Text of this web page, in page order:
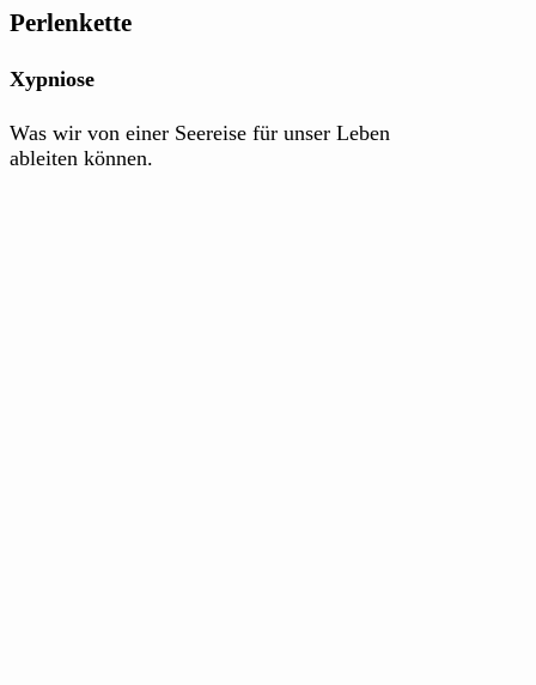
Perlenkette
Xypniose
Was wir von einer Seereise für unser Leben
ableiten können.